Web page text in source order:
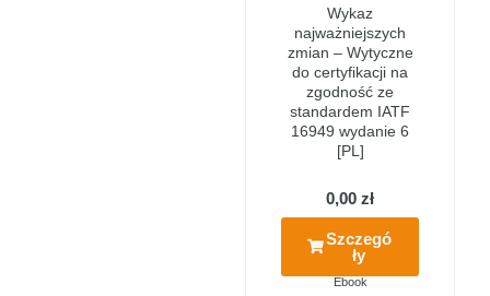
Wykaz
najważniejszych
zmian – Wytyczne
do certyfikacji na
zgodność ze
standardem IATF
16949 wydanie 6
[PL]
0,00 zł
Szczegó
ły
Ebook